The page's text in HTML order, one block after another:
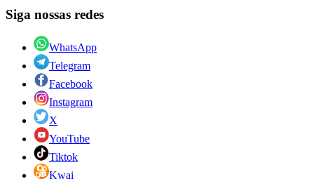
Siga nossas redes
WhatsApp
Telegram
Facebook
Instagram
X
YouTube
Tiktok
Kwai